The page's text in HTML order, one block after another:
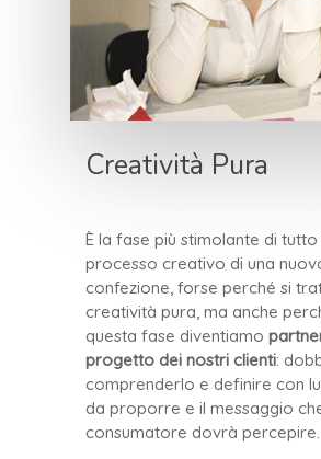
Creatività Pura
È la fase più stimolante di tutto
processo creativo di una
confezione, forse perché si
creatività pura, ma anche
questa fase diventiamo
progetto dei nostri clienti:
comprenderlo e definire con
da proporre e il messaggio
consumatore dovrà percepire.